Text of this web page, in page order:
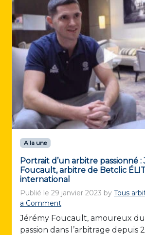
A la une
Portrait d’un arbitre passionné :
Foucault, arbitre de Betclic
international
Publié le 29 janvier 2023 by Tous
a Comment
Jérémy Foucault, amoureux du
passion dans l’arbitrage depuis